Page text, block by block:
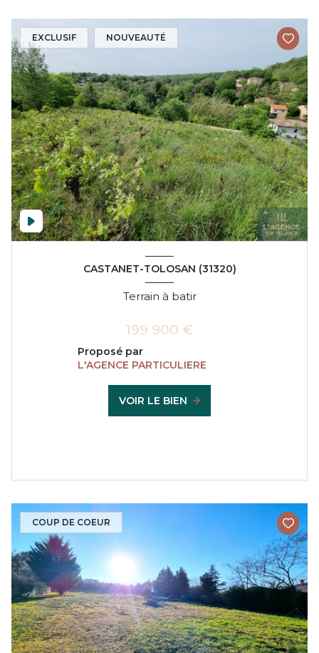
EXCLUSIF NOUVEAUTÉ
CASTANET-TOLOSAN (31320)
Terrain à batir
199 900 €
Proposé par
L'AGENCE PARTICULIERE
VOIR LE BIEN
COUP DE COEUR